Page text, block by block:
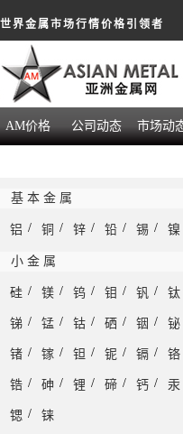
世界金属市场行情价格引领者
AM价格 公司动态 市场动
基 本 金 属
铝 / 铜 / 锌 / 铅 / 锡 / 镍
小 金 属
硅 / 镁 / 钨 / 钼 / 钒 / 钛
锑 / 锰 / 钴 / 硒 / 铟 / 铋
锗 / 镓 / 钽 / 铌 / 镉 / 铬
锆 / 砷 / 锂 / 碲 / 钙 / 汞
锶 / 铼